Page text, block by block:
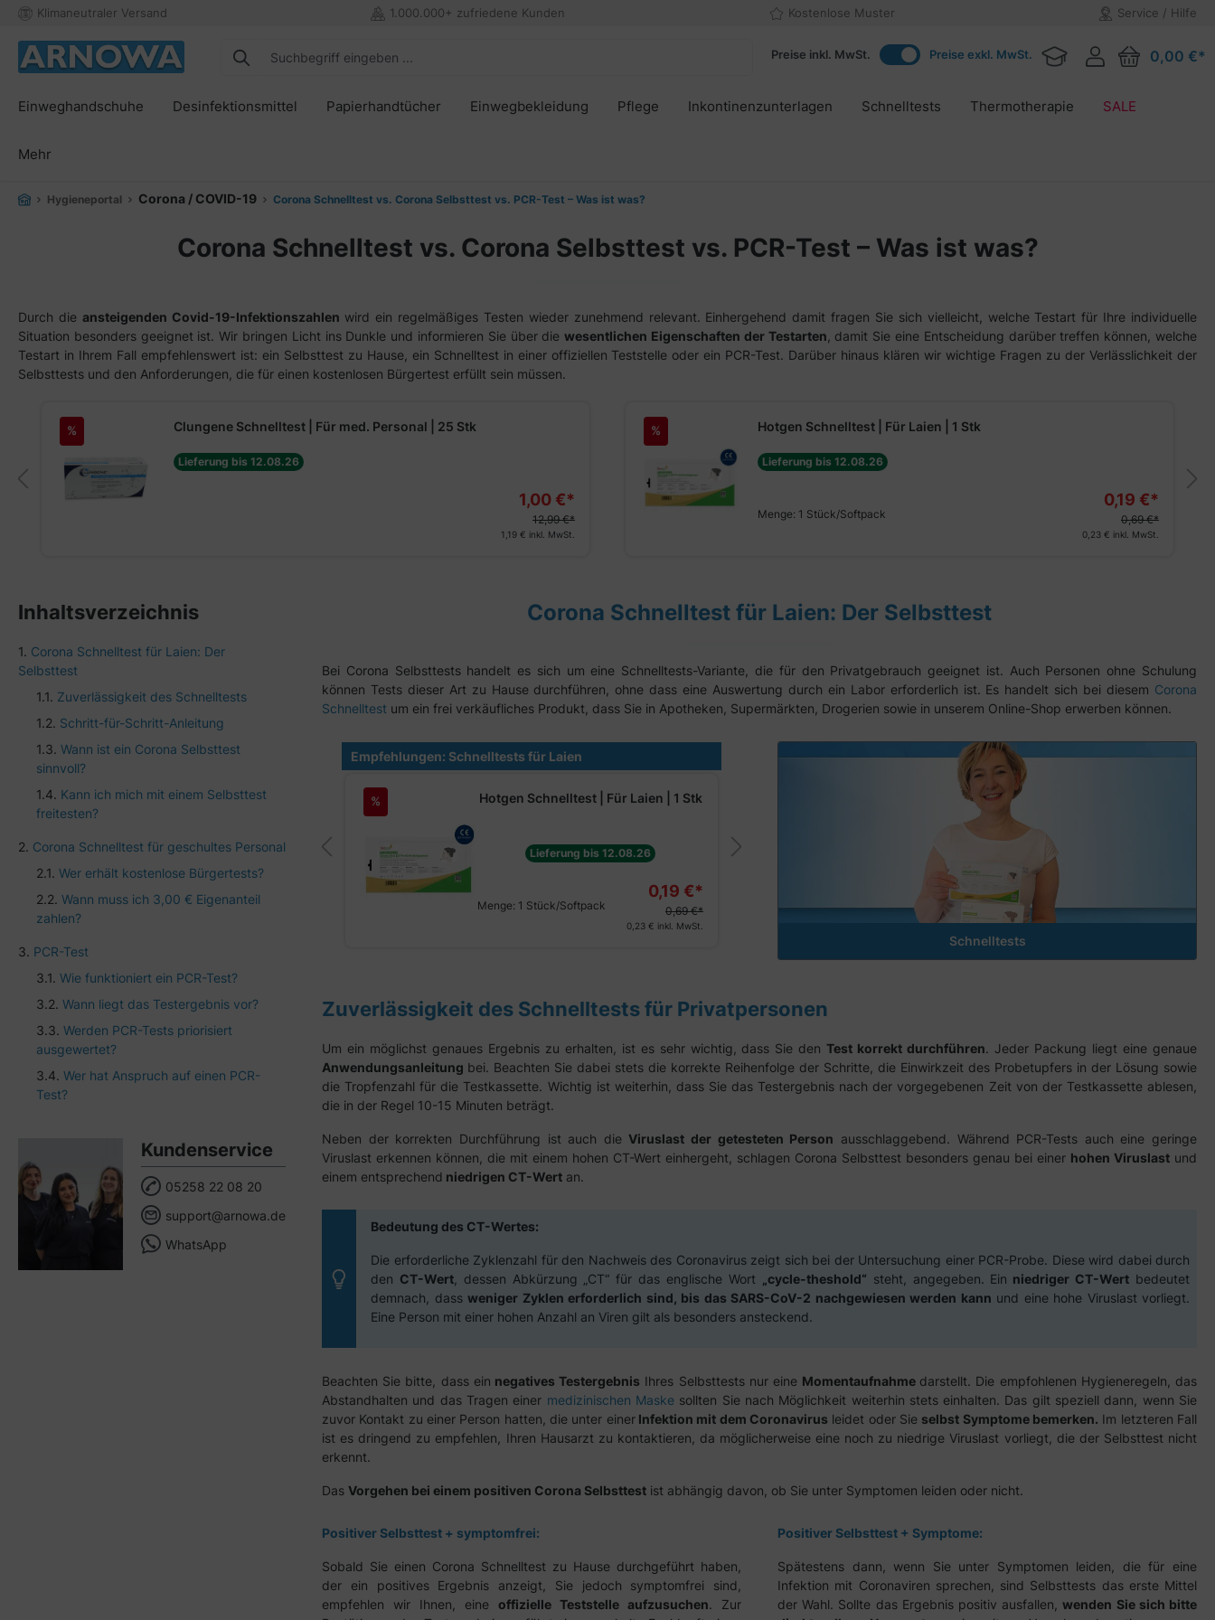
Zur Hauptnavigation springen
Klimaneutraler Versand 1.000.000+ zufriedene Kunden Kostenlose Muster Service / Hilfe
Preise inkl. MwSt. Preise exkl. MwSt. 0,00 €*
Einweghandschuhe Desinfektionsmittel Papierhandtücher Einwegbekleidung Pflege Inkontinenzunterlagen Schnelltests Thermotherapie SALE
Mehr
Hygieneportal Corona / COVID-19 Corona Schnelltest vs. Corona Selbsttest vs. PCR-Test – Was ist was?
Corona Schnelltest vs. Corona Selbsttest vs. PCR-Test – Was ist was?
Durch die ansteigenden Covid-19-Infektionszahlen wird ein regelmäßiges Testen wieder zunehmend relevant. Einhergehend damit fragen Sie sich vielleicht, welche Testart für Ihre individuelle
Situation besonders geeignet ist. Wir bringen Licht ins Dunkle und informieren Sie über diewesentlichen Eigenschaften der Testarten , damit Sie eine Entscheidung darüber treffen können, welche
Testart in Ihrem Fall empfehlenswert ist: ein Selbsttest zu Hause, ein Schnelltest in einer offiziellen Teststelle oder ein PCR-Test. Darüber hinaus klären wir wichtige Fragen zu der Verlässlichkeit der
Selbsttests und den Anforderungen, die für einen kostenlosen Bürgertest erfüllt sein müssen.
% Clungene Schnelltest | Für med. Personal | 25 Stk
Lieferung bis 12.08.26
1,00 €*
12,99 €*
1,19 € inkl. MwSt.
% Hotgen Schnelltest | Für Laien | 1 Stk
Lieferung bis 12.08.26
Menge: 1 Stück/Softpack
0,19 €*
0,69 €*
0,23 € inkl. MwSt.
Inhaltsverzeichnis
Corona Schnelltest für Laien: Der
Selbsttest
Zuverlässigkeit des Schnelltests
Schritt-für-Schritt-Anleitung
Wann ist ein Corona Selbsttest
sinnvoll?
Kann ich mich mit einem Selbsttest
freitesten?
Corona Schnelltest für geschultes Personal
Wer erhält kostenlose Bürgertests?
Wann muss ich 3,00 € Eigenanteil
zahlen?
PCR-Test
Wie funktioniert ein PCR-Test?
Wann liegt das Testergebnis vor?
Werden PCR-Tests priorisiert
ausgewertet?
Wer hat Anspruch auf einen PCR-
Test?
Kundenservice
05258 22 08 20
support@arnowa.de
WhatsApp
Corona Schnelltest für Laien: Der Selbsttest
Bei Corona Selbsttests handelt es sich um eine Schnelltests-Variante, die für den Privatgebrauch geeignet ist. Auch Personen ohne Schulung
können Tests dieser Art zu Hause durchführen, ohne dass eine Auswertung durch ein Labor erforderlich ist. Es handelt sich bei diesem Corona
Schnelltest um ein frei verkäufliches Produkt, dass Sie in Apotheken, Supermärkten, Drogerien sowie in unserem Online-Shop erwerben können.
Produktgalerie überspringen
Schnelltests für Laien
SAFECARE BIO-TECH Schnelltest |
Lieferung bis 12.08.26
Menge:1 Stück/Box
0,59 €*
Empfehlungen: Schnelltests für Laien
% Hotgen Schnelltest | Für Laien | 1 Stk
Lieferung bis 12.08.26
Menge: 1 Stück/Softpack
0,19 €*
0,69 €*
0,23 € inkl. MwSt.
Empfehlungen: Schnelltests für Laien
SAFECARE BIO-TECH Schnelltest |
Für Laien | 1 Stück/Box
Menge: 1 Stück/Box
0,59 €*
0,83 €*
0,70 €
Schnelltests
Zuverlässigkeit des Schnelltests für Privatpersonen
Um ein möglichst genaues Ergebnis zu erhalten, ist es sehr wichtig, dass Sie denTest korrekt durchführen. Jeder Packung liegt eine genaue
Anwendungsanleitung bei. Beachten Sie dabei stets die korrekte Reihenfolge der Schritte, die Einwirkzeit des Probetupfers in der Lösung sowie
die Tropfenzahl für die Testkassette. Wichtig ist weiterhin, dass Sie das Testergebnis nach der vorgegebenen Zeit von der Testkassette ablesen,
die in der Regel 10-15 Minuten beträgt.
Neben der korrekten Durchführung ist auch dieViruslast der getesteten Person ausschlaggebend. Während PCR-Tests auch eine geringe
Viruslast erkennen können, die mit einem hohen CT-Wert einhergeht, schlagen Corona Selbsttest besonders genau bei einer hohen Viruslast und
einem entsprechend niedrigen CT-Wert an.
Bedeutung des CT-Wertes:
Die erforderliche Zyklenzahl für den Nachweis des Coronavirus zeigt sich bei der Untersuchung einer PCR-Probe. Diese wird dabei durch
den CT-Wert, dessen Abkürzung „CT“ für das englische Wort „cycle-theshold“ steht, angegeben. Ein niedriger CT-Wert bedeutet
demnach, dass weniger Zyklen erforderlich sind, bis das SARS-CoV-2 nachgewiesen werden kann und eine hohe Viruslast vorliegt.
Eine Person mit einer hohen Anzahl an Viren gilt als besonders ansteckend.
Beachten Sie bitte, dass ein negatives Testergebnis Ihres Selbsttests nur eine Momentaufnahme darstellt. Die empfohlenen Hygieneregeln, das
Abstandhalten und das Tragen einer medizinischen Maskesollten Sie nach Möglichkeit weiterhin stets einhalten. Das gilt speziell dann, wenn Sie
zuvor Kontakt zu einer Person hatten, die unter einerInfektion mit dem Coronavirus leidet oder Sie selbst Symptome bemerken. Im letzteren Fall
ist es dringend zu empfehlen, Ihren Hausarzt zu kontaktieren, da möglicherweise eine noch zu niedrige Viruslast vorliegt, die der Selbsttest nicht
erkennt.
Das Vorgehen bei einem positiven Corona Selbsttest ist abhängig davon, ob Sie unter Symptomen leiden oder nicht.
Positiver Selbsttest + symptomfrei:
Sobald Sie einen Corona Schnelltest zu Hause durchgeführt haben,
der ein positives Ergebnis anzeigt, Sie jedoch symptomfrei sind,
empfehlen wir Ihnen, eine offizielle Teststelle aufzusuchen. Zur
Positiver Selbsttest + Symptome:
Spätestens dann, wenn Sie unter Symptomen leiden, die für eine
Infektion mit Coronaviren sprechen, sind Selbsttests das erste Mittel
der Wahl. Sollte das Ergebnis positiv ausfallen,wenden Sie sich bitte